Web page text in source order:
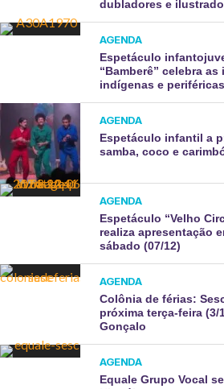
dubladores e
AGENDA
Espetáculo
“Bamberê” celebra
indígenas e
AGENDA
Espetáculo infantil a
samba, coco e
AGENDA
Espetáculo “Velho
realiza apresentação
sábado (07/12)
AGENDA
Colônia de férias:
próxima terça-feira (3/
Gonçalo
AGENDA
Equale Grupo Vocal